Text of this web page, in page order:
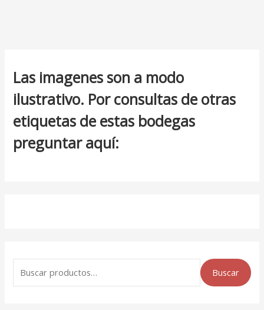
Las imagenes son a modo
ilustrativo. Por consultas de otras
etiquetas de estas bodegas
preguntar aquí:
Buscar